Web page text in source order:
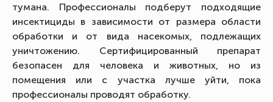
тумана. Профессионалы подберут подходящие
инсектициды в зависимости от размера области
обработки и от вида насекомых, подлежащих
уничтожению. Сертифицированный препарат
безопасен для человека и животных, но из
помещения или с участка лучше уйти, пока
профессионалы проводят обработку.